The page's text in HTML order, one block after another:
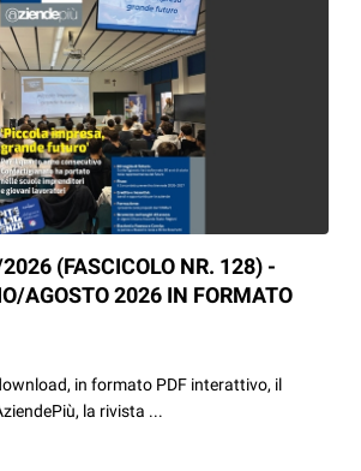
(FASCICOLO NR. 128) -
AGOSTO 2026 IN FORMATO
in formato PDF interattivo, il
la rivista ...